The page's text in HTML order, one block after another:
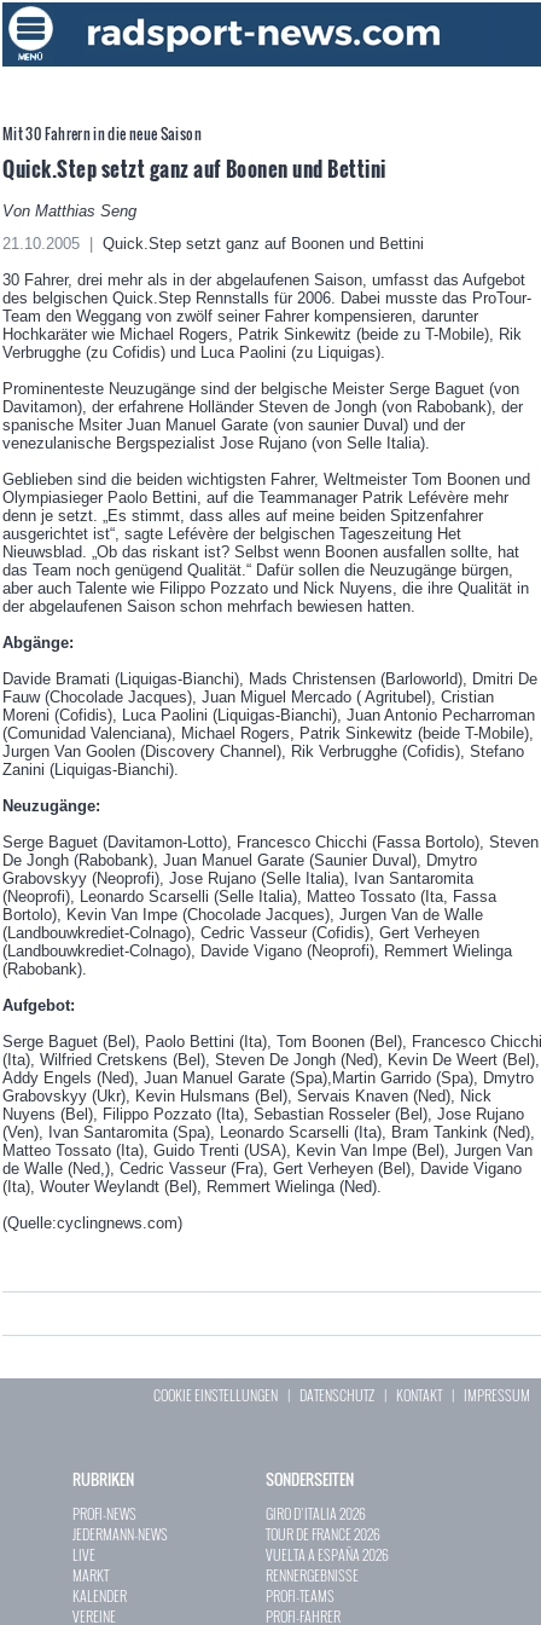
Mit 30 Fahrern in die neue Saison
Quick.Step setzt ganz auf Boonen und Bettini
Von Matthias Seng
21.10.2005 |
Quick.Step setzt ganz auf Boonen und Bettini
30 Fahrer, drei mehr als in der abgelaufenen Saison, umfasst das Aufgebot
des belgischen Quick.Step Rennstalls für 2006. Dabei musste das ProTour-
Team den Weggang von zwölf seiner Fahrer kompensieren, darunter
Hochkaräter wie Michael Rogers, Patrik Sinkewitz (beide zu T-Mobile), Rik
Verbrugghe (zu Cofidis) und Luca Paolini (zu Liquigas).
Prominenteste Neuzugänge sind der belgische Meister Serge Baguet (von
Davitamon), der erfahrene Holländer Steven de Jongh (von Rabobank), der
spanische Msiter Juan Manuel Garate (von saunier Duval) und der
venezulanische Bergspezialist Jose Rujano (von Selle Italia).
Geblieben sind die beiden wichtigsten Fahrer, Weltmeister Tom Boonen und
Olympiasieger Paolo Bettini, auf die Teammanager Patrik Lefévère mehr
denn je setzt. „Es stimmt, dass alles auf meine beiden Spitzenfahrer
ausgerichtet ist“, sagte Lefévère der belgischen Tageszeitung Het
Nieuwsblad. „Ob das riskant ist? Selbst wenn Boonen ausfallen sollte, hat
das Team noch genügend Qualität.“ Dafür sollen die Neuzugänge bürgen,
aber auch Talente wie Filippo Pozzato und Nick Nuyens, die ihre Qualität in
der abgelaufenen Saison schon mehrfach bewiesen hatten.
Abgänge:
Davide Bramati (Liquigas-Bianchi), Mads Christensen (Barloworld), Dmitri De
Fauw (Chocolade Jacques), Juan Miguel Mercado ( Agritubel), Cristian
Moreni (Cofidis), Luca Paolini (Liquigas-Bianchi), Juan Antonio Pecharroman
(Comunidad Valenciana), Michael Rogers, Patrik Sinkewitz (beide T-Mobile),
Jurgen Van Goolen (Discovery Channel), Rik Verbrugghe (Cofidis), Stefano
Zanini (Liquigas-Bianchi).
Neuzugänge:
Serge Baguet (Davitamon-Lotto), Francesco Chicchi (Fassa Bortolo), Steven
De Jongh (Rabobank), Juan Manuel Garate (Saunier Duval), Dmytro
Grabovskyy (Neoprofi), Jose Rujano (Selle Italia), Ivan Santaromita
(Neoprofi), Leonardo Scarselli (Selle Italia), Matteo Tossato (Ita, Fassa
Bortolo), Kevin Van Impe (Chocolade Jacques), Jurgen Van de Walle
(Landbouwkrediet-Colnago), Cedric Vasseur (Cofidis), Gert Verheyen
(Landbouwkrediet-Colnago), Davide Vigano (Neoprofi), Remmert Wielinga
(Rabobank).
Aufgebot:
Serge Baguet (Bel), Paolo Bettini (Ita), Tom Boonen (Bel), Francesco Chicchi
(Ita), Wilfried Cretskens (Bel), Steven De Jongh (Ned), Kevin De Weert (Bel),
Addy Engels (Ned), Juan Manuel Garate (Spa),Martin Garrido (Spa), Dmytro
Grabovskyy (Ukr), Kevin Hulsmans (Bel), Servais Knaven (Ned), Nick
Nuyens (Bel), Filippo Pozzato (Ita), Sebastian Rosseler (Bel), Jose Rujano
(Ven), Ivan Santaromita (Spa), Leonardo Scarselli (Ita), Bram Tankink (Ned),
Matteo Tossato (Ita), Guido Trenti (USA), Kevin Van Impe (Bel), Jurgen Van
de Walle (Ned,), Cedric Vasseur (Fra), Gert Verheyen (Bel), Davide Vigano
(Ita), Wouter Weylandt (Bel), Remmert Wielinga (Ned).
(Quelle:cyclingnews.com)
COOKIE EINSTELLUNGEN | DATENSCHUTZ | KONTAKT| IMPRESSUM
RUBRIKEN
PROFI-NEWS
JEDERMANN-NEWS
LIVE
MARKT
KALENDER
VEREINE
SONDERSEITEN
GIRO D`ITALIA 2026
TOUR DE FRANCE 2026
VUELTA A ESPAÑA 2026
RENNERGEBNISSE
PROFI-TEAMS
PROFI-FAHRER